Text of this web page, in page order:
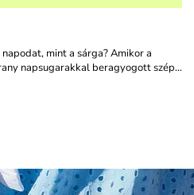
mint a sárga? Amikor a
napsugarakkal beragyogott szép…